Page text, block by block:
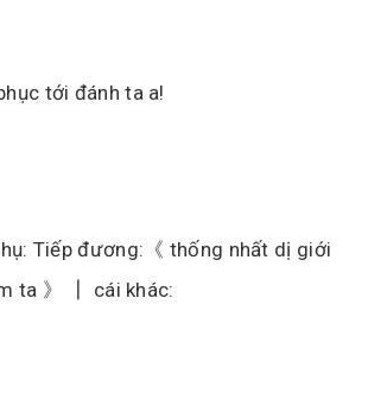
tới đánh ta a!
Tiếp đương:《 thống nhất dị giới
ta 》 ┃ cái khác: